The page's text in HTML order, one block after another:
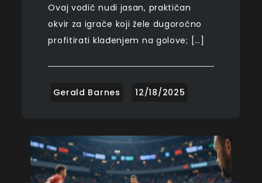
Ovaj vodič nudi jasan, praktičan
okvir za igrače koji žele dugoročno
profitirati klađenjem na golove; […]